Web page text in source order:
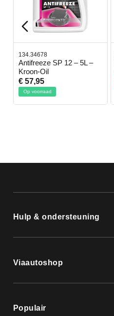
134.34678
Antifreeze SP 12 – 5L –
Kroon-Oil
€ 57,95
Op voorraad
Hulp & ondersteuning
Viaautoshop
Populair